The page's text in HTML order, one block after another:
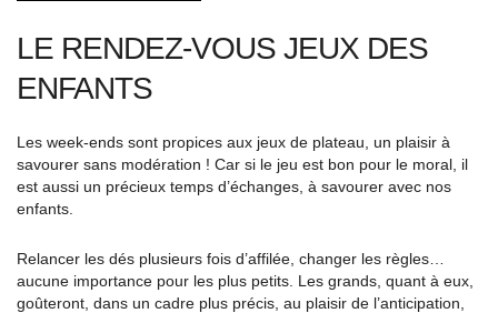
LE RENDEZ-VOUS JEUX DES
ENFANTS
Les week-ends sont propices aux jeux de plateau, un plaisir à
savourer sans modération ! Car si le jeu est bon pour le moral, il
est aussi un précieux temps d’échanges, à savourer avec nos
enfants.
Relancer les dés plusieurs fois d’affilée, changer les règles…
aucune importance pour les plus petits. Les grands, quant à eux,
goûteront, dans un cadre plus précis, au plaisir de l’anticipation,